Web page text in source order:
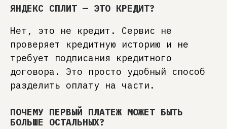
ЯНДЕКС СПЛИТ — ЭТО КРЕДИТ?
Нет, это не кредит. Сервис не
проверяет кредитную историю и не
требует подписания кредитного
договора. Это просто удобный способ
разделить оплату на части.
ПОЧЕМУ ПЕРВЫЙ ПЛАТЕЖ МОЖЕТ БЫТЬ
БОЛЬШЕ ОСТАЛЬНЫХ?